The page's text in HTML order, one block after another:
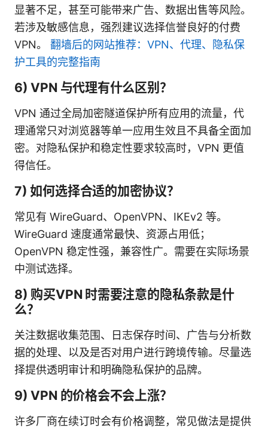
显著不足，甚至可能带来广告、数据出售等风险。
若涉及敏感信息，强烈建议选择信誉良好的付费
VPN。 翻墙后的网站推荐：VPN、代理、隐私保
护工具的完整指南
6) VPN 与代理有什么区别？
VPN 通过全局加密隧道保护所有应用的流量，代
理通常只对浏览器等单一应用生效且不具备全面加
密。对隐私保护和稳定性要求较高时，VPN 更值
得信任。
7) 如何选择合适的加密协议？
常见有 WireGuard、OpenVPN、IKEv2 等。
WireGuard 速度通常最快、资源占用低；
OpenVPN 稳定性强，兼容性广。需要在实际场景
中测试选择。
8) 购买VPN 时需要注意的隐私条款是什
么？
关注数据收集范围、日志保存时间、广告与分析数
据的处理、以及是否对用户进行跨境传输。尽量选
择提供透明审计和明确隐私保护的品牌。
9) VPN 的价格会不会上涨？
许多厂商在续订时会有价格调整，常见做法是提供